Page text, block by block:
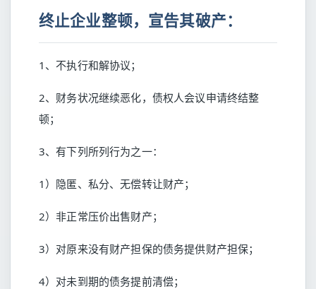
终止企业整顿，宣告其破产：
1、不执行和解协议；
2、财务状况继续恶化，债权人会议申请终结整
顿；
3、有下列所列行为之一：
1）隐匿、私分、无偿转让财产；
2）非正常压价出售财产；
3）对原来没有财产担保的债务提供财产担保；
4）对未到期的债务提前清偿；